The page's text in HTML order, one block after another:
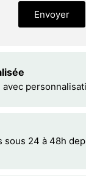
Envoyer
sous 24 à 48h